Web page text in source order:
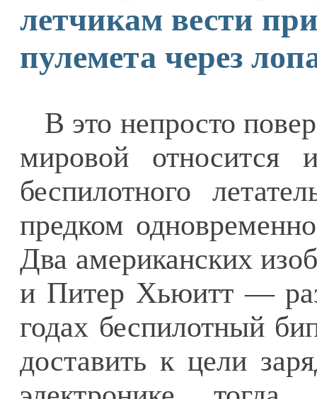
летчикам вести
пулемета через
В это непросто
мировой относится
беспилотного
предком
Два американских
и Питер Хьюитт —
годах беспилотный
доставить к цели